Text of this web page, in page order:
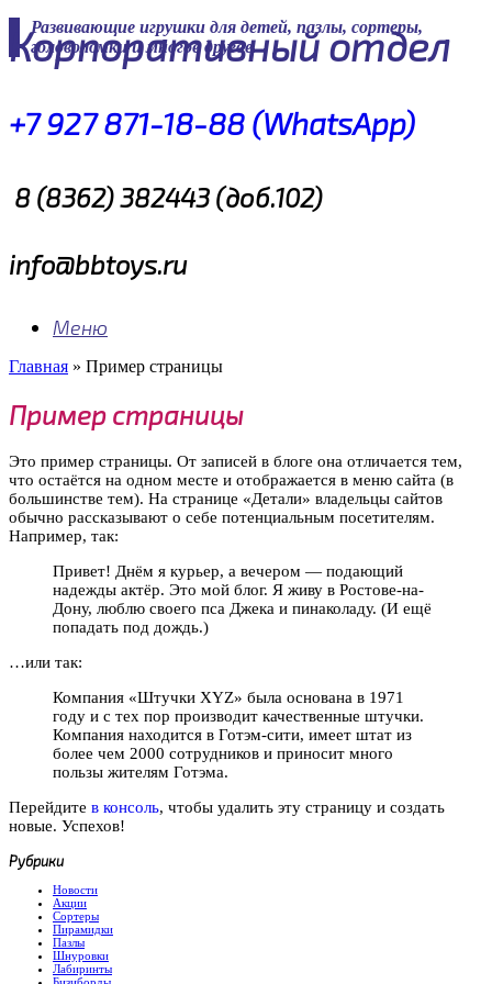
Skip
to
content
Развивающие игрушки для детей, пазлы, сортеры,
головоломки и многое другое
Корпоративный отдел
+7 927 871-18-88 (WhatsApp)
8 (8362) 382443 (доб.102)
info@bbtoys.ru
Меню
Главная » Пример страницы
Пример страницы
Это пример страницы. От записей в блоге она отличается тем,
что остаётся на одном месте и отображается в меню сайта (в
большинстве тем). На странице «Детали» владельцы сайтов
обычно рассказывают о себе потенциальным посетителям.
Например, так:
Привет! Днём я курьер, а вечером — подающий
надежды актёр. Это мой блог. Я живу в Ростове-на-
Дону, люблю своего пса Джека и пинаколаду. (И ещё
попадать под дождь.)
…или так:
Компания «Штучки XYZ» была основана в 1971
году и с тех пор производит качественные штучки.
Компания находится в Готэм-сити, имеет штат из
более чем 2000 сотрудников и приносит много
пользы жителям Готэма.
Перейдите в консоль, чтобы удалить эту страницу и создать
новые. Успехов!
Рубрики
Новости
Акции
Сортеры
Пирамидки
Пазлы
Шнуровки
Лабиринты